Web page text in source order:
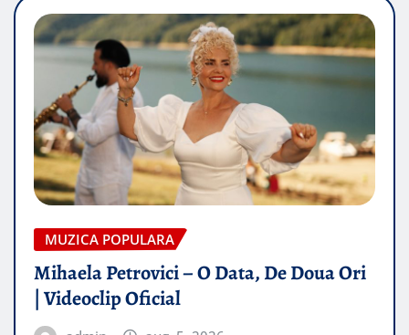
MUZICA POPULARA
Mihaela Petrovici – O Data, De Doua Ori
| Videoclip Oficial